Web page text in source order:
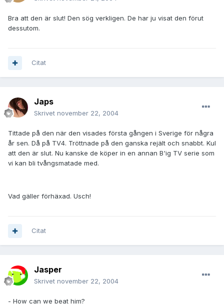
Bra att den är slut! Den sög verkligen. De har ju visat den förut
dessutom.
Citat
Japs
Skrivet november 22, 2004
Tittade på den när den visades första gången i Sverige för några
år sen. Då på TV4. Tröttnade på den ganska rejält och snabbt. Kul
att den är slut. Nu kanske de köper in en annan B'ig TV serie som
vi kan bli tvångsmatade med.
Vad gäller förhäxad. Usch!
Citat
Jasper
Skrivet november 22, 2004
- How can we beat him?